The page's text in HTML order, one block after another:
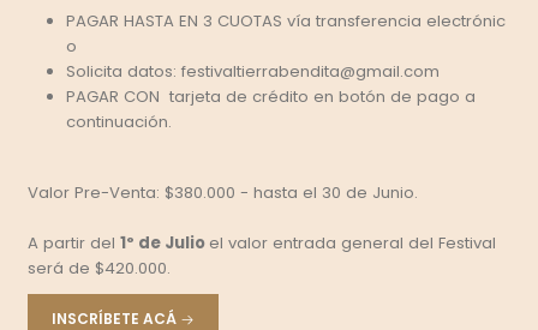
PAGAR HASTA EN 3 CUOTAS vía transferencia electrónic​
o
​Solicita datos: festivaltierrabendita@gmail.com
PAGAR CON tarjeta de crédito en botón de pago a
continuación.
Valor Pre-Venta: $380.000 - hasta el 30 de Junio.
A partir del 1º de Julio el valor entrada general del Festival
será de $420.000.
INSCRÍBETE ACÁ